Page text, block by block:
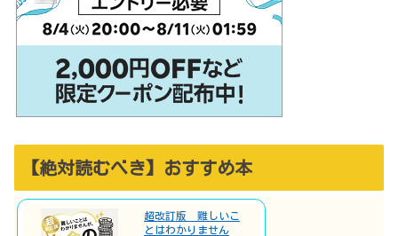
【絶対読むべき】おすすめ本
超改訂版 難しいこ
とはわかりません